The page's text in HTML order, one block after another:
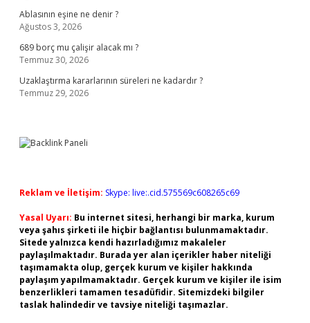
Ablasının eşine ne denir ?
Ağustos 3, 2026
689 borç mu çalişir alacak mı ?
Temmuz 30, 2026
Uzaklaştırma kararlarının süreleri ne kadardır ?
Temmuz 29, 2026
Reklam ve İletişim: Skype: live:.cid.575569c608265c69
Yasal Uyarı: Bu internet sitesi, herhangi bir marka, kurum
veya şahıs şirketi ile hiçbir bağlantısı bulunmamaktadır.
Sitede yalnızca kendi hazırladığımız makaleler
paylaşılmaktadır. Burada yer alan içerikler haber niteliği
taşımamakta olup, gerçek kurum ve kişiler hakkında
paylaşım yapılmamaktadır. Gerçek kurum ve kişiler ile isim
benzerlikleri tamamen tesadüfidir. Sitemizdeki bilgiler
taslak halindedir ve tavsiye niteliği taşımazlar.